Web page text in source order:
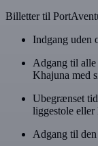
Billetter til
Indgang uden
Adgang til
Khajuna med
Ubegrænset
liggestole eller
Adgang til